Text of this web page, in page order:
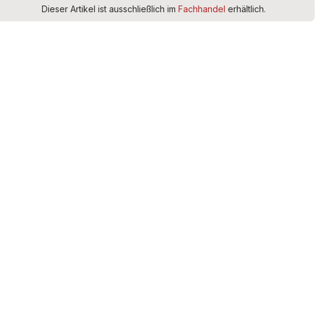
Dieser Artikel ist ausschließlich im Fachhandel erhältlich.